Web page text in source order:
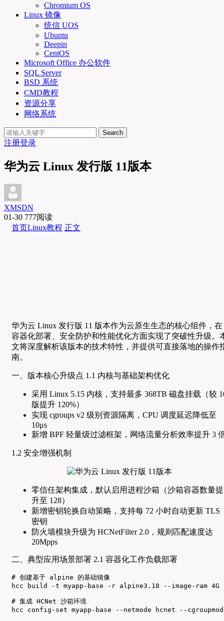
Chromium OS
Linux 镜像
统信 UOS
Ubuntu
Deepin
CentOS
Microsoft Office 办公软件
SQL Server
BSD 系统
CMD教程
资源分享
网络系统
Search
注册登录
华为云 Linux 发行版 11版本
XMSDN
01-30 777阅读
首页Linux教程 正文
华为云 Linux 发行版 11 版本作为云原生生态的核心组件，在
容器化部署、安全防护和性能优化方面实现了突破性升级。
文将深度解析该版本的技术特性，并提供可直接落地的操作
南。
一、版本核心升级点 1.1 内核与基础架构优化
采用 Linux 5.15 内核，支持最多 368TB 磁盘挂载（较
版提升 120%）
实现 cgroups v2 级别资源隔离，CPU 调度延迟降低至
10μs
新增 BPF 轻量级过滤框架，网络流量分析效率提升 3
1.2 安全增强机制
零信任架构集成，默认启用进程沙箱（沙箱容器数量提
升至 128）
新增密钥轮换自动策略，支持每 72 小时自动更新 TLS
密钥
防火墙模块升级为 HCNetFilter 2.0，规则匹配速度达
20Mpps
二、典型应用场景部署 2.1 容器化工作负载部署
# 创建基于 alpine 的基础镜像
hcc build -t myapp-base -r alpine3.18 --image-ram 4G
# 集成 HCNet 沙箱环境
hcc config-set myapp-base --netmode hcnet --